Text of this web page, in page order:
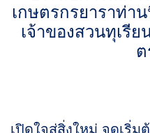
เกษตรกรยาราท่า
เจ้าของสวนทุเรีย
ต